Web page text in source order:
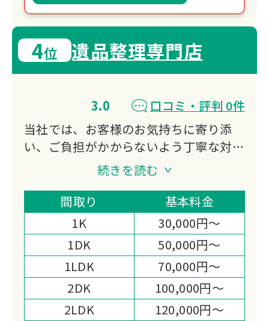
4位 遺品整理専門店
3.0
口コミ・評判 0件
当社では、お客様のお気持ちに寄り添
い、ご負担がかからないよう丁寧な対応
を心がけ、遺品整理や片付け作業をサポ
ートしております。
遺品整理をはじめ、不要品回収、ハウス
クリーニング、特殊清掃、ゴミ屋敷清掃
など幅広いサービスに対応。
迅速なお見積りと、まごころを込めた作
業を大切にしております。
続きを読む
間取り
基本料金
1K
30,000円～
1DK
50,000円～
1LDK
70,000円～
2DK
100,000円～
2LDK
120,000円～